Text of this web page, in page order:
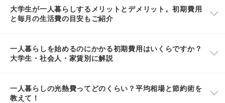
大学生が一人暮らしするメリットとデメリット。初期費用
と毎月の生活費の目安もご紹介
一人暮らしを始めるのにかかる初期費用はいくらですか？
大学生・社会人・家賃別に解説
一人暮らしの光熱費ってどのくらい？平均相場と節約術を
教えて！